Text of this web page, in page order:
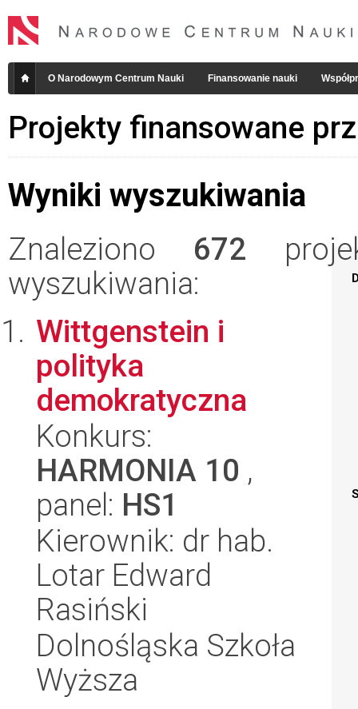
O Narodowym Centrum Nauki Finansowanie nauki
Projekty finansowane
Wyniki wyszukiwania
Znaleziono 672
wyszukiwania:
Wittgenstein i
polityka
demokratyczna
Konkurs:
HARMONIA 10 ,
panel: HS1
Kierownik: dr hab.
Lotar Edward
Rasiński
Dolnośląska Szkoła
Wyższa